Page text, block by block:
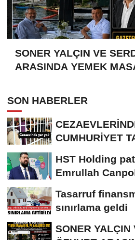
SONER YALÇIN VE
ARASINDA YEMEK
SON HABERLER
CUMHURİYET
KİŞİ...
HST Holding
Emrullah
Tasarruf
sınırlama geldi
SONER YALÇIN